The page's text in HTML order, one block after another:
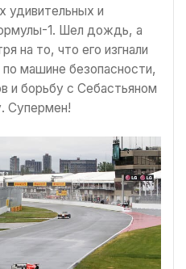
удивительных и
1. Шел дождь, а
на то, что его изгнали
машине безопасности,
и борьбу с Себастьяном
Супермен!